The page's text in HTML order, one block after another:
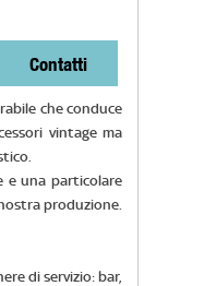
Contatti
che conduce
vintage ma
e una particolare
produzione.
di servizio: bar,